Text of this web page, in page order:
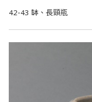
42-43 缽、長頸瓶